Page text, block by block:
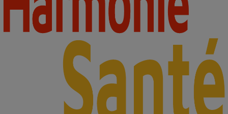
Partenaires